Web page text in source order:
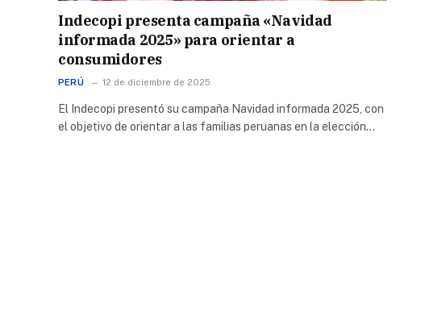
Indecopi presenta campaña «Navidad
informada 2025» para orientar a
consumidores
PERÚ 12 de diciembre de 2025
El Indecopi presentó su campaña Navidad informada 2025, con
el objetivo de orientar a las familias peruanas en la elección…